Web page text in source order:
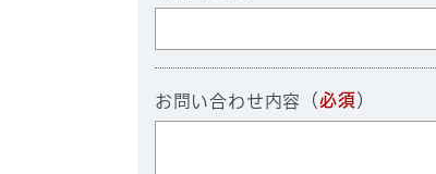
お問い合わせ内容 （必須 ）